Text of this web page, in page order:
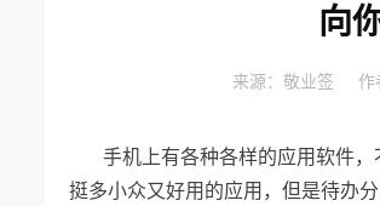
向
来源： 敬业签 作
手机上有各种各样的应用软件
挺多小众又好用的应用，但是待办